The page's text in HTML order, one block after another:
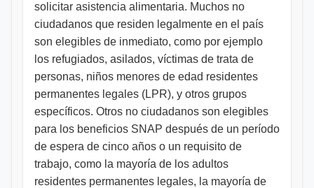
solicitar asistencia alimentaria. Muchos no
ciudadanos que residen legalmente en el país
son elegibles de inmediato, como por ejemplo
los refugiados, asilados, víctimas de trata de
personas, niños menores de edad residentes
permanentes legales (LPR), y otros grupos
específicos. Otros no ciudadanos son elegibles
para los beneficios SNAP después de un período
de espera de cinco años o un requisito de
trabajo, como la mayoría de los adultos
residentes permanentes legales, la mayoría de